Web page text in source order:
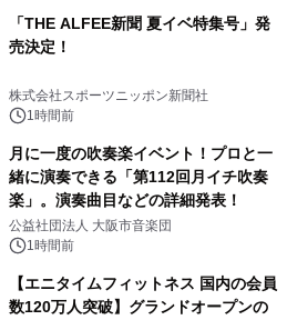
「THE ALFEE新聞 夏イベ特集号」発
売決定！
株式会社スポーツニッポン新聞社
1時間前
月に一度の吹奏楽イベント！プロと一
緒に演奏できる「第112回月イチ吹奏
楽」。演奏曲目などの詳細発表！
公益社団法人 大阪市音楽団
1時間前
【エニタイムフィットネス 国内の会員
数120万人突破】グランドオープンの